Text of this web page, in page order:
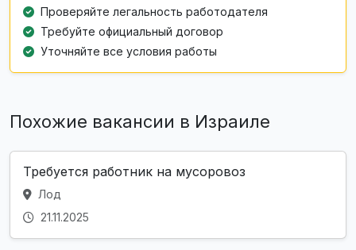
Проверяйте легальность работодателя
Требуйте официальный договор
Уточняйте все условия работы
Похожие вакансии в Израиле
Требуется работник на мусоровоз
Лод
21.11.2025